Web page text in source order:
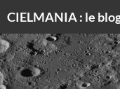
AU
CONTENU